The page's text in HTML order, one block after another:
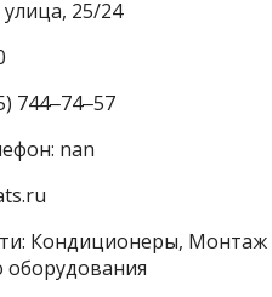
25/24
744‒74‒57
nan
Кондиционеры, Монтаж
оборудования